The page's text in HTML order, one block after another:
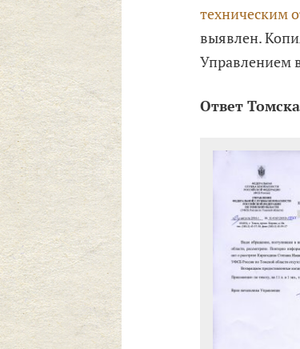
техническим
выявлен.
Управлением
Ответ Томска